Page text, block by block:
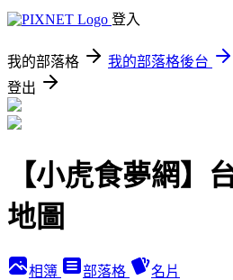
登入
我的部落格 我的部落格後台
登出
【小虎食夢網】
地圖
相簿 部落格 名片